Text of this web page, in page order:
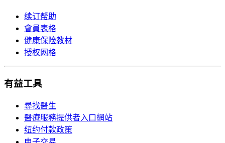
续订帮助
會員表格
健康保险教材
授权网格
有益工具
尋找醫生
醫療服務提供者入口網站
纽约付款政策